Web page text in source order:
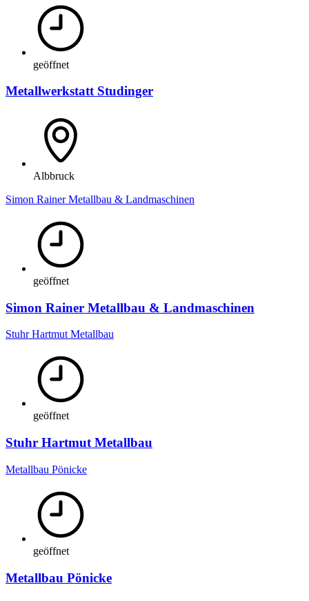
geöffnet
Metallwerkstatt Studinger
Albbruck
Simon Rainer Metallbau & Landmaschinen
geöffnet
Simon Rainer Metallbau & Landmaschinen
Stuhr Hartmut Metallbau
geöffnet
Stuhr Hartmut Metallbau
Metallbau Pönicke
geöffnet
Metallbau Pönicke